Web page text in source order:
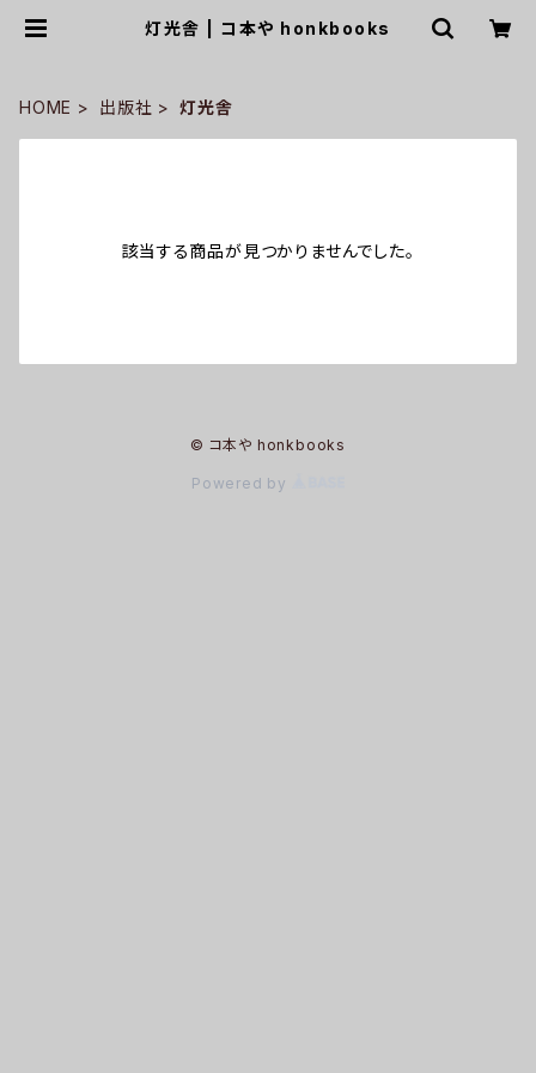
灯光舎 | コ本や honkbooks
HOME 出版社 灯光舎
該当する商品が見つかりませんでした。
© コ本や honkbooks
Powered by